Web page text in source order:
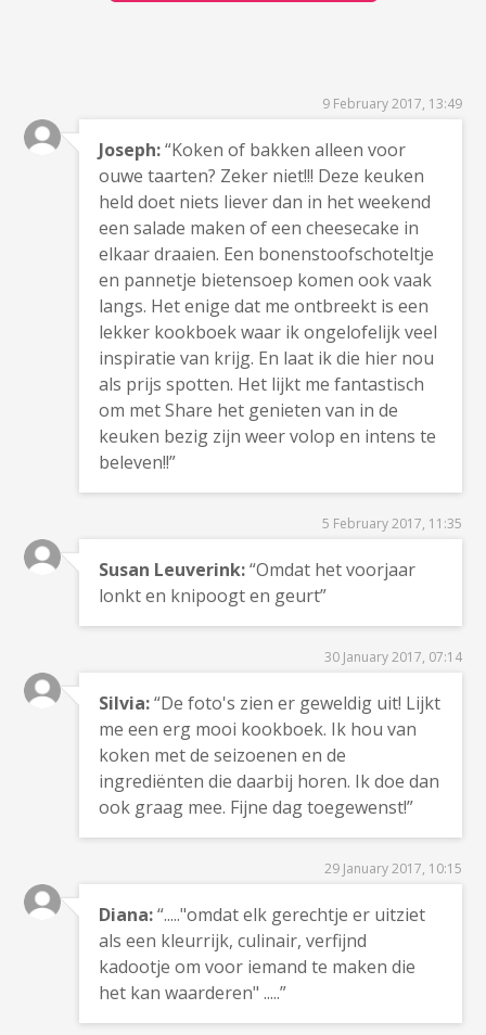
9 February 2017, 13:49
Joseph:“Koken of bakken alleen voor
ouwe taarten? Zeker niet!!! Deze keuken
held doet niets liever dan in het weekend
een salade maken of een cheesecake in
elkaar draaien. Een bonenstoofschoteltje
en pannetje bietensoep komen ook vaak
langs. Het enige dat me ontbreekt is een
lekker kookboek waar ik ongelofelijk veel
inspiratie van krijg. En laat ik die hier nou
als prijs spotten. Het lijkt me fantastisch
om met Share het genieten van in de
keuken bezig zijn weer volop en intens te
beleven!!”
5 February 2017, 11:35
Susan Leuverink:“Omdat het voorjaar
lonkt en knipoogt en geurt”
30 January 2017, 07:14
Silvia:“De foto's zien er geweldig uit! Lijkt
me een erg mooi kookboek. Ik hou van
koken met de seizoenen en de
ingrediënten die daarbij horen. Ik doe dan
ook graag mee. Fijne dag toegewenst!”
29 January 2017, 10:15
Diana:“....."omdat elk gerechtje er uitziet
als een kleurrijk, culinair, verfijnd
kadootje om voor iemand te maken die
het kan waarderen" .....”